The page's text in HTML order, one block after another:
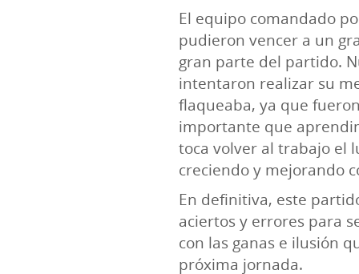
El equipo comandado
pudieron vencer a un
gran parte del partido.
intentaron realizar su
flaqueaba, ya que
importante que
toca volver al trabajo el
creciendo y mejorando
En definitiva, este
aciertos y errores para
con las ganas e ilusión
próxima jornada.